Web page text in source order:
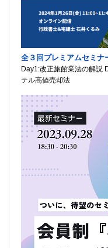
全３回プレミアムセミナ
Day1:改正旅館業法の解説
テル高値売却法